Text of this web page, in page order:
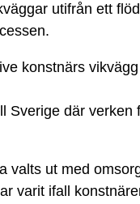
utifrån ett
konstnärs
Sverige där
valts ut med
varit ifall